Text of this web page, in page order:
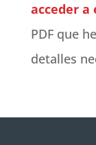
acceder
PDF que
detalles